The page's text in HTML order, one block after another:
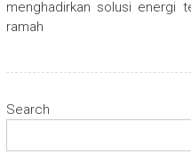
menghadirkan solusi energi
ramah
Search